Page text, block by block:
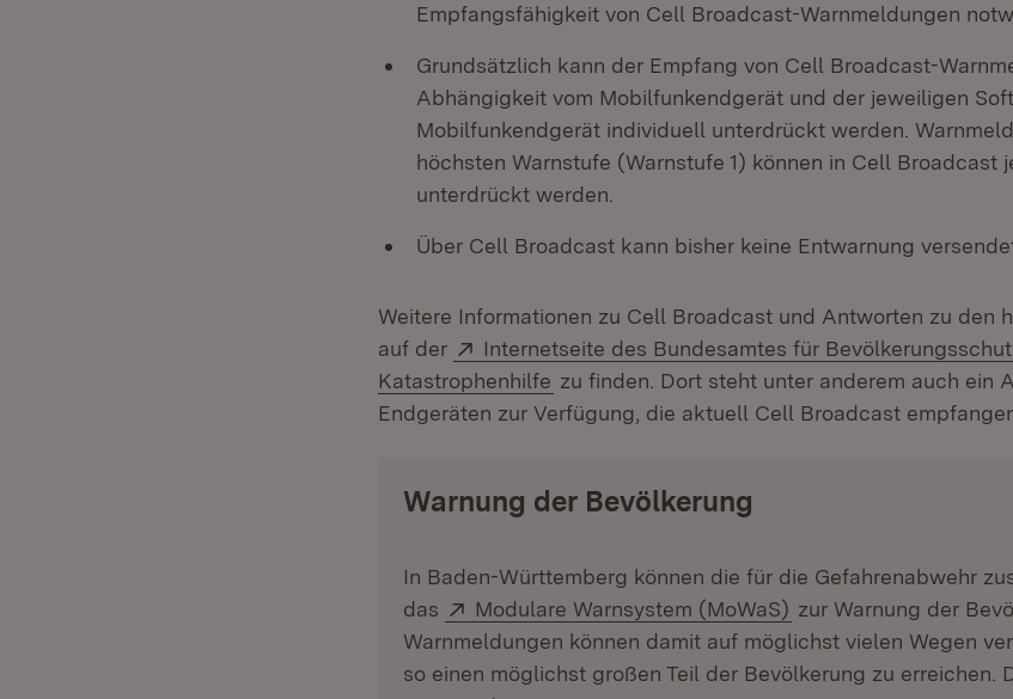
Empfangsfähigkeit von Cell Broadcast-Warnmeldungen
Grundsätzlich kann der Empfang von Cell Broadcast-
Abhängigkeit vom Mobilfunkendgerät und der jeweiligen
Mobilfunkendgerät individuell unterdrückt werden.
höchsten Warnstufe (Warnstufe 1) können in Cell Broadcast
unterdrückt werden.
Über Cell Broadcast kann bisher keine Entwarnung
Weitere Informationen zu Cell Broadcast und Antworten zu den
auf der
Extern:
Internetseite des Bundesamtes für
Katastrophenhilfe (Öffnet in neuem Fenster)
zu finden. Dort steht unter anderem auch ein
Endgeräten zur Verfügung, die aktuell Cell Broadcast
Warnung der Bevölkerung
In Baden-Württemberg können die für die Gefahrenabwehr
das
Extern:
Modulare Warnsystem (MoWaS) (Öffnet in neuem
zur Warnung der
Warnmeldungen können damit auf möglichst vielen Wegen
so einen möglichst großen Teil der Bevölkerung zu erreichen.